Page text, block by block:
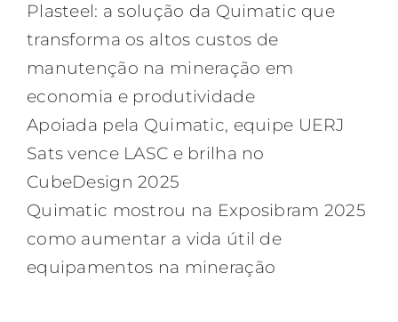
Plasteel: a solução da Quimatic que
transforma os altos custos de
manutenção na mineração em
economia e produtividade
Apoiada pela Quimatic, equipe UERJ
Sats vence LASC e brilha no
CubeDesign 2025
Quimatic mostrou na Exposibram 2025
como aumentar a vida útil de
equipamentos na mineração